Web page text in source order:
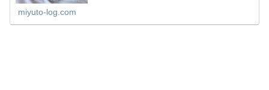
miyuto-log.com